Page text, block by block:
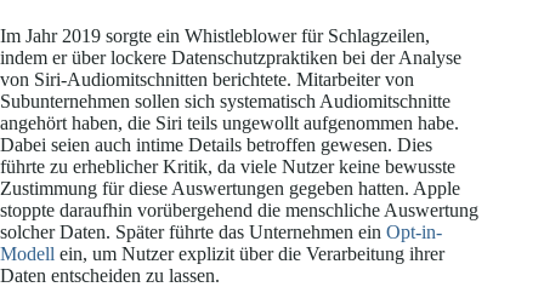
Im Jahr 2019 sorgte ein Whistleblower für Schlagzeilen,
indem er über lockere Datenschutzpraktiken bei der Analyse
von Siri-Audiomitschnitten berichtete. Mitarbeiter von
Subunternehmen sollen sich systematisch Audiomitschnitte
angehört haben, die Siri teils ungewollt aufgenommen habe.
Dabei seien auch intime Details betroffen gewesen. Dies
führte zu erheblicher Kritik, da viele Nutzer keine bewusste
Zustimmung für diese Auswertungen gegeben hatten. Apple
stoppte daraufhin vorübergehend die menschliche Auswertung
solcher Daten. Später führte das Unternehmen ein Opt-in-
Modell ein, um Nutzer explizit über die Verarbeitung ihrer
Daten entscheiden zu lassen.